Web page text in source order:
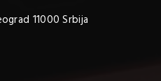
11000 Srbija